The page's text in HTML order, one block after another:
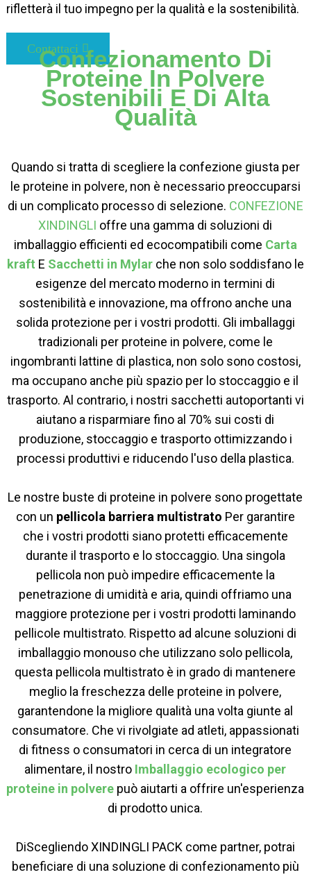
rifletterà il tuo impegno per la qualità e la sostenibilità.
Contattaci
Confezionamento Di
Proteine ​​in Polvere
Sostenibili E Di Alta
Qualità
Quando si tratta di scegliere la confezione giusta per
le proteine ​​in polvere, non è necessario preoccuparsi
di un complicato processo di selezione. CONFEZIONE
XINDINGLI offre una gamma di soluzioni di
imballaggio efficienti ed ecocompatibili come Carta
kraft E Sacchetti in Mylarche non solo soddisfano le
esigenze del mercato moderno in termini di
sostenibilità e innovazione, ma offrono anche una
solida protezione per i vostri prodotti. Gli imballaggi
tradizionali per proteine ​​in polvere, come le
ingombranti lattine di plastica, non solo sono costosi,
ma occupano anche più spazio per lo stoccaggio e il
trasporto. Al contrario, i nostri sacchetti autoportanti vi
aiutano a risparmiare fino al 70% sui costi di
produzione, stoccaggio e trasporto ottimizzando i
processi produttivi e riducendo l'uso della plastica.
Le nostre buste di proteine ​​in polvere sono progettate
con un pellicola barriera multistrato Per garantire
che i vostri prodotti siano protetti efficacemente
durante il trasporto e lo stoccaggio. Una singola
pellicola non può impedire efficacemente la
penetrazione di umidità e aria, quindi offriamo una
maggiore protezione per i vostri prodotti laminando
pellicole multistrato. Rispetto ad alcune soluzioni di
imballaggio monouso che utilizzano solo pellicola,
questa pellicola multistrato è in grado di mantenere
meglio la freschezza delle proteine ​​in polvere,
garantendone la migliore qualità una volta giunte al
consumatore. Che vi rivolgiate ad atleti, appassionati
di fitness o consumatori in cerca di un integratore
alimentare, il nostro Imballaggio ecologico per
proteine ​​in polvere può aiutarti a offrire un'esperienza
di prodotto unica.
DiScegliendo XINDINGLI PACK come partner, potrai
beneficiare di una soluzione di confezionamento più